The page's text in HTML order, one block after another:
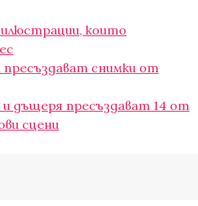
илюстрации, които
снимки от
дъщеря пресъздават 14 от
сцени